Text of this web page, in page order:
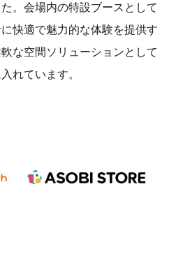
。会場内の特設ブースとして
快適で魅力的な体験を提供す
な空間ソリューションとして
れています。